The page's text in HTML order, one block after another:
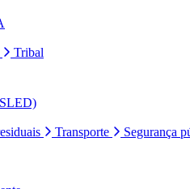
Tribal
Transporte Segurança